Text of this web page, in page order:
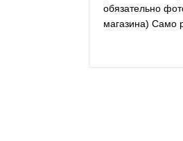
обязательно
магазина) Само